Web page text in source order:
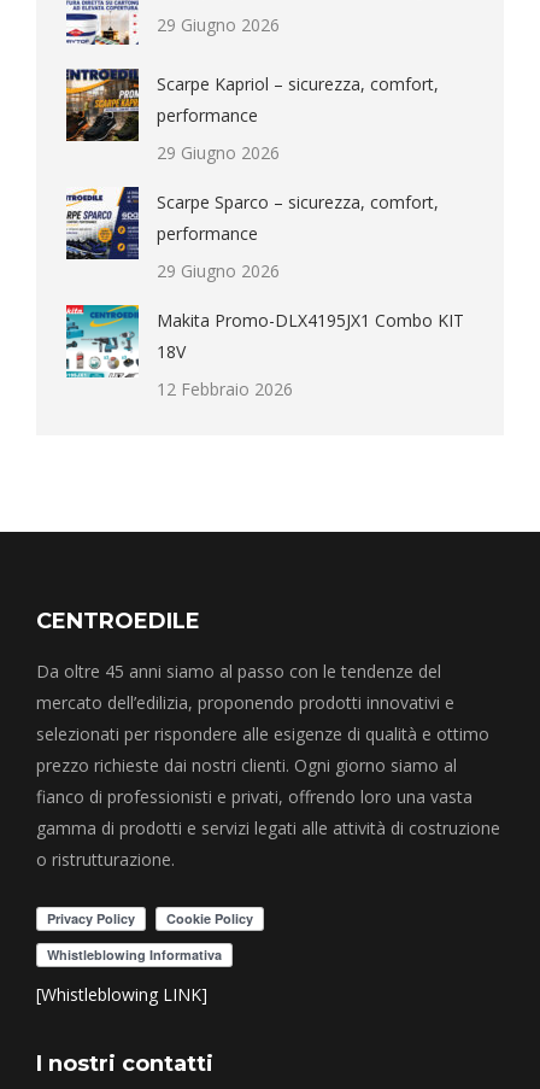
29 Giugno 2026
Scarpe Kapriol – sicurezza, comfort,
performance
29 Giugno 2026
Scarpe Sparco – sicurezza, comfort,
performance
29 Giugno 2026
Makita Promo-DLX4195JX1 Combo KIT
18V
12 Febbraio 2026
CENTROEDILE
Da oltre 45 anni siamo al passo con le tendenze del
mercato dell’edilizia, proponendo prodotti innovativi e
selezionati per rispondere alle esigenze di qualità e ottimo
prezzo richieste dai nostri clienti. Ogni giorno siamo al
fianco di professionisti e privati, offrendo loro una vasta
gamma di prodotti e servizi legati alle attività di costruzione
o ristrutturazione.
[Whistleblowing LINK]
I nostri contatti